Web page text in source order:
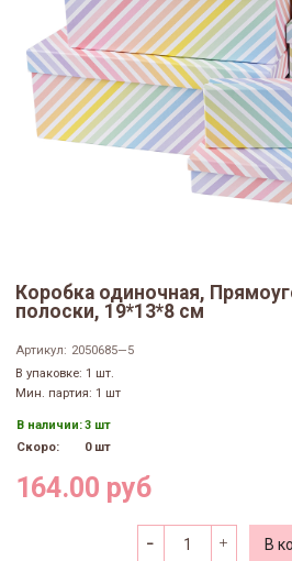
Коробка одиночная,
полоски, 19*13*8 см
Артикул: 2050685—5
В упаковке: 1 шт.
Мин. партия: 1 шт
В наличии:3 шт
Скоро:
0 шт
164.00 руб
В